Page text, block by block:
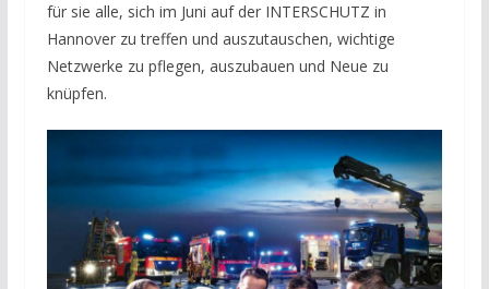
für sie alle, sich im Juni auf der INTERSCHUTZ in
Hannover zu treffen und auszutauschen, wichtige
Netzwerke zu pflegen, auszubauen und Neue zu
knüpfen.